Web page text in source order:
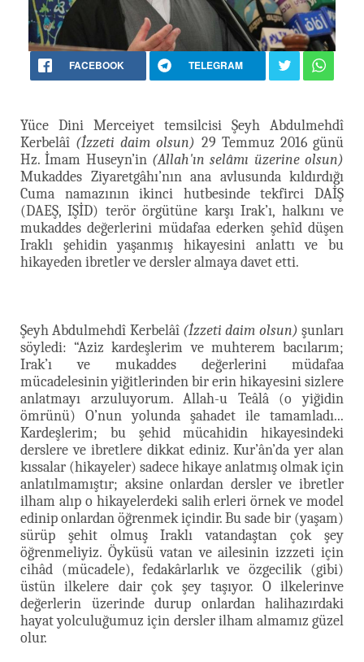
FACEBOOK TELEGRAM
Yüce Dini Merceiyet temsilcisi Şeyh Abdulmehdî
Kerbelâî (İzzeti daim olsun) 29 Temmuz 2016 günü
Hz. İmam Huseyn’in (Allah'ın selâmı üzerine olsun)
Mukaddes Ziyaretgâhı’nın ana avlusunda kıldırdığı
Cuma namazının ikinci hutbesinde tekfirci DAİŞ
(DAEŞ, IŞİD) terör örgütüne karşı Irak’ı, halkını ve
mukaddes değerlerini müdafaa ederken şehîd düşen
Iraklı şehidin yaşanmış hikayesini anlattı ve bu
hikayeden ibretler ve dersler almaya davet etti.
Şeyh Abdulmehdî Kerbelâî (İzzeti daim olsun) şunları
söyledi: “Aziz kardeşlerim ve muhterem bacılarım;
Irak’ı ve mukaddes değerlerini müdafaa
mücadelesinin yiğitlerinden bir erin hikayesini sizlere
anlatmayı arzuluyorum. Allah-u Teâlâ (o yiğidin
ömrünü) O’nun yolunda şahadet ile tamamladı...
Kardeşlerim; bu şehid mücahidin hikayesindeki
derslere ve ibretlere dikkat ediniz. Kur’ân’da yer alan
kıssalar (hikayeler) sadece hikaye anlatmış olmak için
anlatılmamıştır; aksine onlardan dersler ve ibretler
ilham alıp o hikayelerdeki salih erleri örnek ve model
edinip onlardan öğrenmek içindir. Bu sade bir (yaşam)
sürüp şehit olmuş Iraklı vatandaştan çok şey
öğrenmeliyiz. Öyküsü vatan ve ailesinin izzzeti için
cihâd (mücadele), fedakârlarlık ve özgecilik (gibi)
üstün ilkelere dair çok şey taşıyor. O ilkelerinve
değerlerin üzerinde durup onlardan halihazırdaki
hayat yolculuğumuz için dersler ilham almamız güzel
olur.